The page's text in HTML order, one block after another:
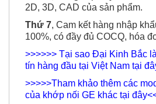
Thứ 6,Cung cấp đầy đủ hình
2D, 3D, CAD của sản phẩm.
Thứ 7 , Cam kết hàng nhập
100%, có đầy đủ COCQ, hóa
>>>>>> Tại sao Đại Kinh Bắc
tín hàng đầu tại Việt Nam tại
>>>>>Tham khảo thêm các